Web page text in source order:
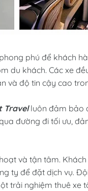
phú để khách
du khách. Các xe
và độ tin cậy cao
Travelluôn đảm bảo
đường đi tối ưu,
và tận tâm.
ty để đặt dịch vụ.
trải nghiệm thuê xe